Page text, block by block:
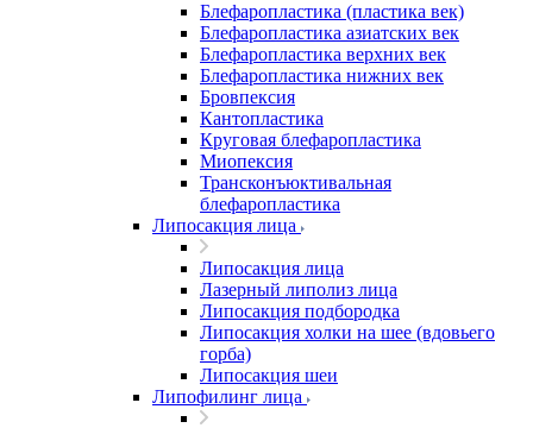
Блефаропластика (пластика век)
Блефаропластика азиатских век
Блефаропластика верхних век
Блефаропластика нижних век
Бровпексия
Кантопластика
Круговая блефаропластика
Миопексия
Трансконъюктивальная
блефаропластика
Липосакция лица
Липосакция лица
Лазерный липолиз лица
Липосакция подбородка
Липосакция холки на шее (вдовьего
горба)
Липосакция шеи
Липофилинг лица